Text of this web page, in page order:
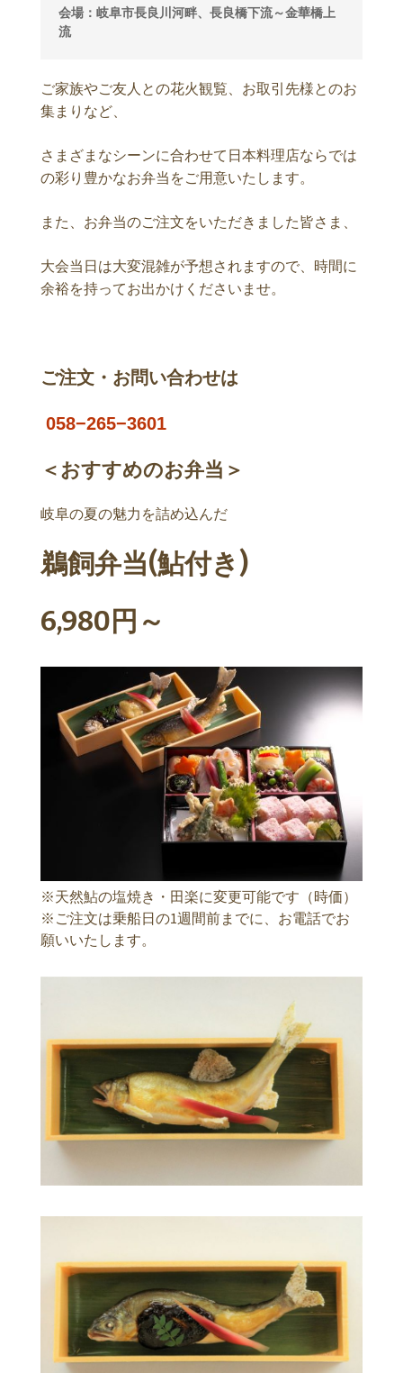
会場：岐阜市長良川河畔、長良橋下流～金華橋上
流
ご家族やご友人との花火観覧、お取引先様とのお
集まりなど、
さまざまなシーンに合わせて日本料理店ならでは
の彩り豊かなお弁当をご用意いたします。
また、お弁当のご注文をいただきました皆さま、
大会当日は大変混雑が予想されますので、時間に
余裕を持ってお出かけくださいませ。
ご注文・お問い合わせは
058−265−3601
＜おすすめのお弁当＞
岐阜の夏の魅力を詰め込んだ
鵜飼弁当(鮎付き)
6,980円～
※天然鮎の塩焼き・田楽に変更可能です（時価）
※ご注文は乗船日の1週間前までに、お電話でお
願いいたします。